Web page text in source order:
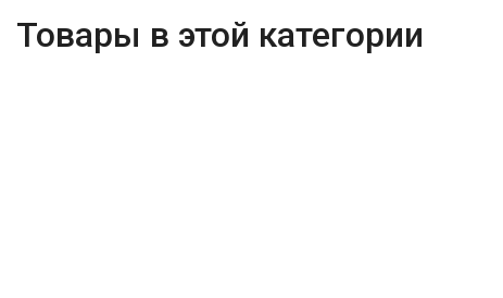
Товары в этой категории